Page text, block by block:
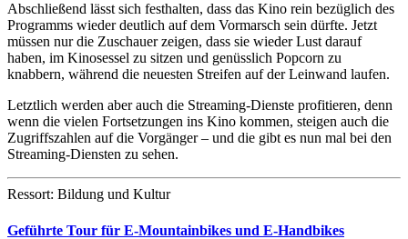
Abschließend lässt sich festhalten, dass das Kino rein bezüglich des
Programms wieder deutlich auf dem Vormarsch sein dürfte. Jetzt
müssen nur die Zuschauer zeigen, dass sie wieder Lust darauf
haben, im Kinosessel zu sitzen und genüsslich Popcorn zu
knabbern, während die neuesten Streifen auf der Leinwand laufen.
Letztlich werden aber auch die Streaming-Dienste profitieren, denn
wenn die vielen Fortsetzungen ins Kino kommen, steigen auch die
Zugriffszahlen auf die Vorgänger – und die gibt es nun mal bei den
Streaming-Diensten zu sehen.
Ressort: Bildung und Kultur
Geführte Tour für E-Mountainbikes und E-Handbikes